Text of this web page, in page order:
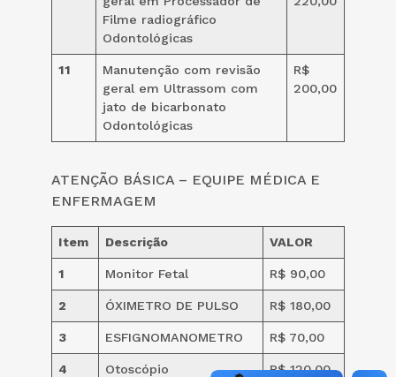
Filme radiográfico
Odontológicas
11
Manutenção com revisão
geral em Ultrassom com
jato de bicarbonato
Odontológicas
R$
200,00
ATENÇÃO BÁSICA – EQUIPE MÉDICA E
ENFERMAGEM
Item Descrição VALOR
1 Monitor Fetal R$ 90,00
2 ÓXIMETRO DE PULSO R$ 180,00
3 ESFIGNOMANOMETRO R$ 70,00
4 Otoscópio R$ 120,00